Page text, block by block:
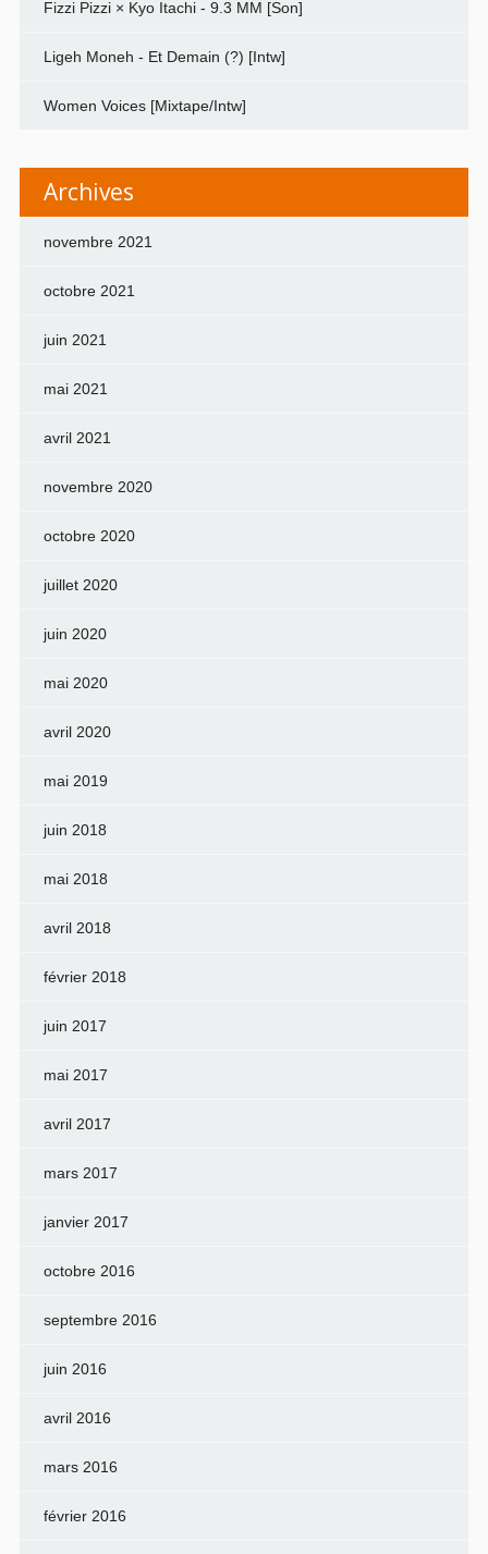
Fizzi Pizzi × Kyo Itachi - 9.3 MM [Son]
Ligeh Moneh - Et Demain (?) [Intw]
Women Voices [Mixtape/Intw]
Archives
novembre 2021
octobre 2021
juin 2021
mai 2021
avril 2021
novembre 2020
octobre 2020
juillet 2020
juin 2020
mai 2020
avril 2020
mai 2019
juin 2018
mai 2018
avril 2018
février 2018
juin 2017
mai 2017
avril 2017
mars 2017
janvier 2017
octobre 2016
septembre 2016
juin 2016
avril 2016
mars 2016
février 2016